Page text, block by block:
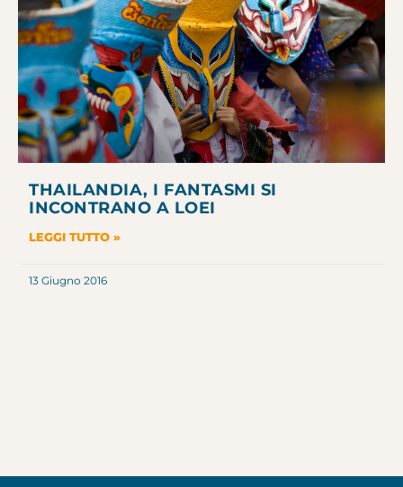
THAILANDIA, I FANTASMI SI
INCONTRANO A LOEI
LEGGI TUTTO »
13 Giugno 2016